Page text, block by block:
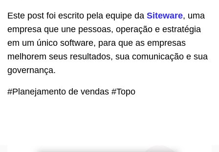
Este post foi escrito pela equipe da Siteware, uma
empresa que une pessoas, operação e estratégia
em um único software, para que as empresas
melhorem seus resultados, sua comunicação e sua
governança.
#Planejamento de vendas #Topo